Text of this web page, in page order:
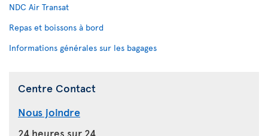
NDC Air Transat
Repas et boissons à bord
Informations générales sur les bagages
Centre Contact
Nous joindre
24 heures sur 24